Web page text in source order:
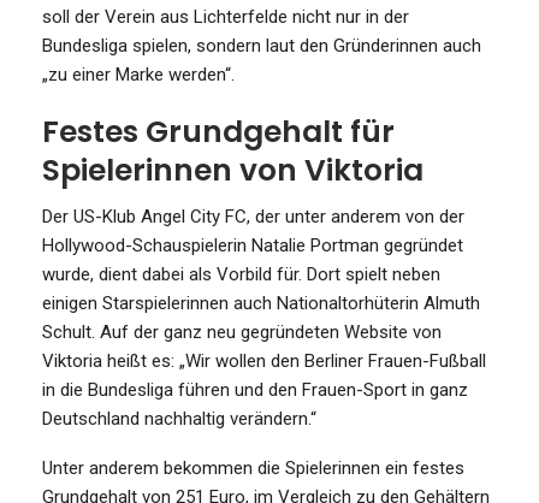
soll der Verein aus Lichterfelde nicht nur in der
Bundesliga spielen, sondern laut den Gründerinnen auch
„zu einer Marke werden“.
Festes Grundgehalt für
Spielerinnen von Viktoria
Der US-Klub Angel City FC, der unter anderem von der
Hollywood-Schauspielerin Natalie Portman gegründet
wurde, dient dabei als Vorbild für. Dort spielt neben
einigen Starspielerinnen auch Nationaltorhüterin Almuth
Schult. Auf der ganz neu gegründeten Website von
Viktoria heißt es: „Wir wollen den Berliner Frauen-Fußball
in die Bundesliga führen und den Frauen-Sport in ganz
Deutschland nachhaltig verändern.“
Unter anderem bekommen die Spielerinnen ein festes
Grundgehalt von 251 Euro, im Vergleich zu den Gehältern